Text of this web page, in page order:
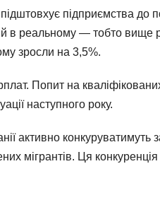
підприємства до
в реальному — тобто вище
зросли на 3,5%.
Попит на
наступного року.
активно конкуруватимуть
мігрантів. Ця